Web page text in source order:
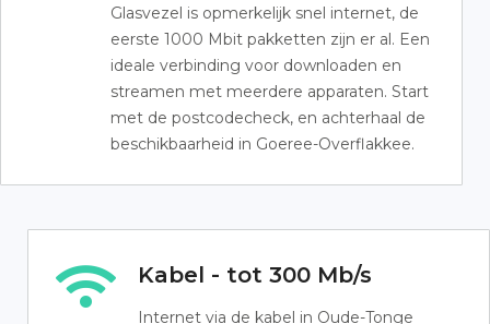
Glasvezel is opmerkelijk snel internet, de
eerste 1000 Mbit pakketten zijn er al. Een
ideale verbinding voor downloaden en
streamen met meerdere apparaten. Start
met de postcodecheck, en achterhaal de
beschikbaarheid in Goeree-Overflakkee.
Kabel - tot 300 Mb/s
Internet via de kabel in Oude-Tonge